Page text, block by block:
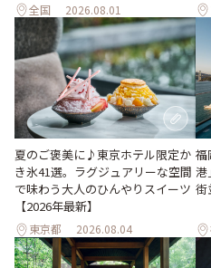
全国 2026.08.01
夏のご褒美に♪東京ホテル限定か
き氷41選。ラグジュアリーな空間
で味わう大人のひんやりスイーツ
【2026年最新】
東京都 2026.08.04
福
港
街